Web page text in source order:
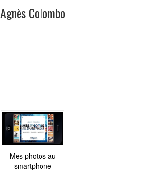
Agnès Colombo
Mes photos au
smartphone